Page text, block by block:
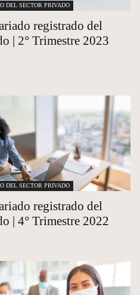
DEL SECTOR PRIVADO
registrado del
| 2° Trimestre 2023
DEL SECTOR PRIVADO
registrado del
| 4° Trimestre 2022